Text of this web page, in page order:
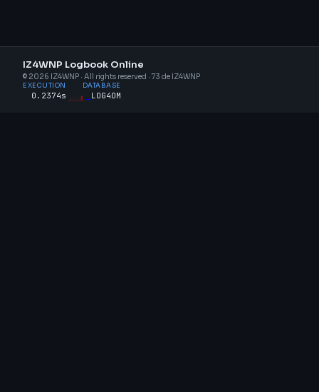
IZ4WNP Logbook Online
© 2026 IZ4WNP · All rights reserved · 73 de IZ4WNP
EXECUTION
0.2374s
DATABASE
LOG4OM